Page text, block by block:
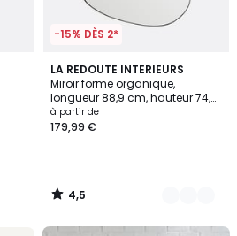
-15% DÈS 2*
LA REDOUTE INTERIEURS
Miroir forme organique,
longueur 88,9 cm, hauteur 74,6
cm, ORNICA
à partir de
179,99 €
4,5
/ 5
2
Couleurs
4,5
/